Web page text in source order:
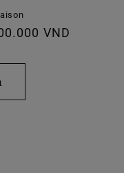
VND